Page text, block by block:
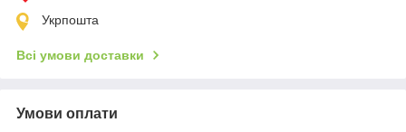
Укрпошта
Всі умови доставки
Умови оплати